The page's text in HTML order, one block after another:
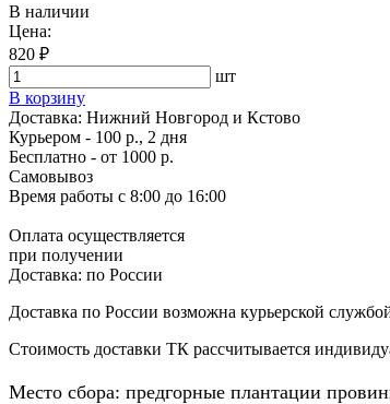
В наличии
Цена:
820 ₽
шт
В корзину
Доставка: Нижний Новгород и Кстово
Курьером - 100 р., 2 дня
Бесплатно - от 1000 р.
Самовывоз
Время работы с 8:00 до 16:00
Оплата осуществляется
при получении
Доставка: по России
Доставка по России возможна курьерской
Стоимость доставки ТК рассчитывается
Место сбора: предгорные плантации